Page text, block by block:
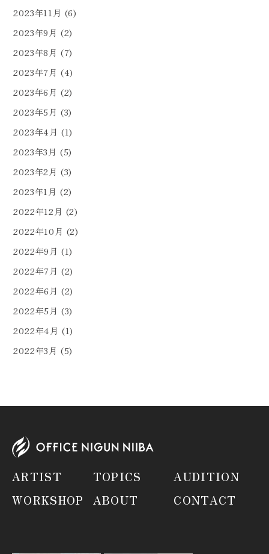
2023年11月 (6)
2023年9月 (2)
2023年8月 (7)
2023年7月 (4)
2023年6月 (2)
2023年5月 (3)
2023年4月 (1)
2023年3月 (5)
2023年2月 (3)
2023年1月 (2)
2022年12月 (2)
2022年10月 (2)
2022年9月 (1)
2022年7月 (2)
2022年6月 (2)
2022年5月 (3)
2022年4月 (1)
2022年3月 (5)
ARTIST TOPICS
AUDITION
WORKSHOP
ABOUT CONTACT